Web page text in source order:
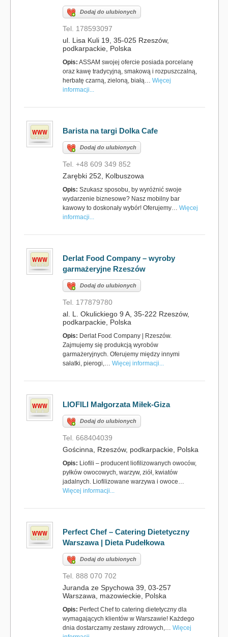
Dodaj do ulubionych
Tel. 178593097
ul. Lisa Kuli 19, 35-025 Rzeszów,
podkarpackie, Polska
Opis: ASSAM swojej ofercie posiada porcelanę
oraz kawę tradycyjną, smakową i rozpuszczalną,
herbatę czarną, zieloną, białą… Więcej
informacji...
Barista na targi Dolka Cafe
Dodaj do ulubionych
Tel. +48 609 349 852
Zarębki 252, Kolbuszowa
Opis: Szukasz sposobu, by wyróżnić swoje
wydarzenie biznesowe? Nasz mobilny bar
kawowy to doskonały wybór! Oferujemy… Więcej
informacji...
Derlat Food Company – wyroby
garmażeryjne Rzeszów
Dodaj do ulubionych
Tel. 177879780
al. L. Okulickiego 9 A, 35-222 Rzeszów,
podkarpackie, Polska
Opis: Derlat Food Company | Rzeszów.
Zajmujemy się produkcją wyrobów
garmażeryjnych. Oferujemy między innymi
sałatki, pierogi,… Więcej informacji...
LIOFILI Małgorzata Miłek-Giza
Dodaj do ulubionych
Tel. 668404039
Gościnna, Rzeszów, podkarpackie, Polska
Opis: Liofili – producent liofilizowanych owoców,
pyłków owocowych, warzyw, ziół, kwiatów
jadalnych. Liofilizowane warzywa i owoce…
Więcej informacji...
Perfect Chef – Catering Dietetyczny
Warszawa | Dieta Pudełkowa
Dodaj do ulubionych
Tel. 888 070 702
Juranda ze Spychowa 39, 03-257
Warszawa, mazowieckie, Polska
Opis: Perfect Chef to catering dietetyczny dla
wymagających klientów w Warszawie! Każdego
dnia dostarczamy zestawy zdrowych,… Więcej